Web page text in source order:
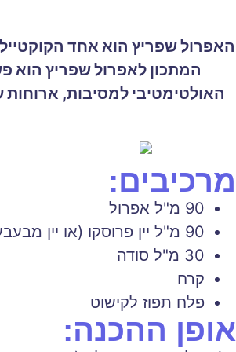
האפרול שפריץ הוא אחד
המתכון לאפרול שפריץ הוא
האולטימטיבי למסיבות,
מרכיבים:
90 מ"ל אפרול
90 מ"ל יין פרוסקו (או יין מבעבע יבש אחר)
30 מ"ל סודה
קרח
פלח תפוז לקישוט
אופן ההכנה: